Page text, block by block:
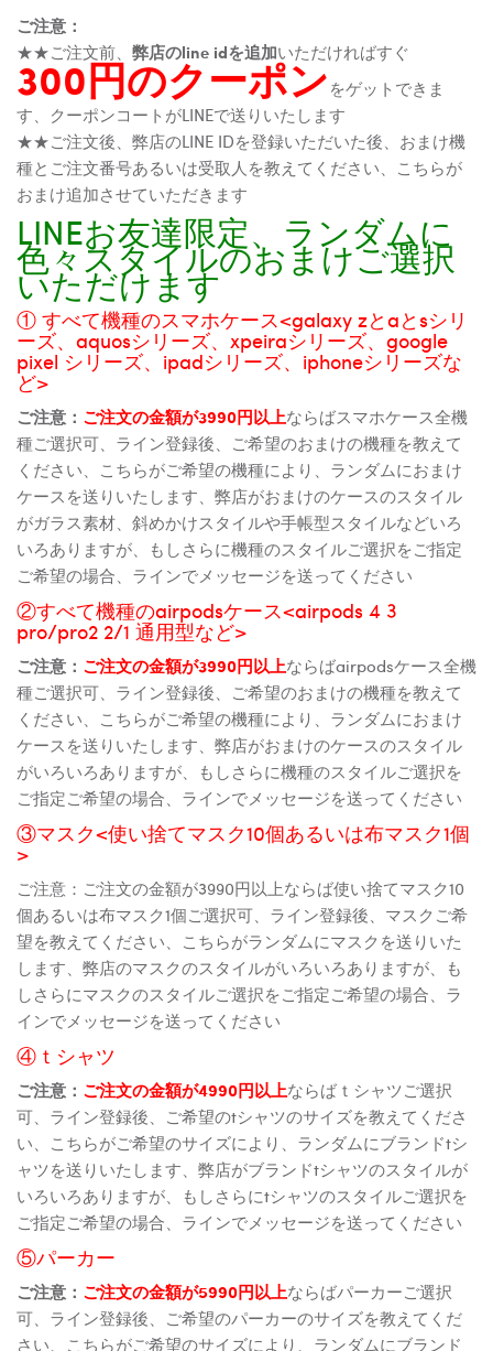
ご注意：
★★ご注文前、 弊店のline idを追加いただければすぐ
300円のクーポンをゲットできま
す、クーポンコートがLINEで送りいたします
★★ご注文後、弊店のLINE IDを登録いただいた後、おまけ機
種とご注文番号あるいは受取人を教えてください、こちらが
おまけ追加させていただきます
LINEお友達限定、ランダムに
色々スタイルのおまけご選択
いただけます
① すべて機種のスマホケース<galaxy zとaとsシリ
ーズ、aquosシリーズ、xpeiraシリーズ、google
pixel シリーズ、ipadシリーズ、iphoneシリーズな
ど>
ご注意： ご注文の金額が3990円以上ならばスマホケース全機
種ご選択可、ライン登録後、ご希望のおまけの機種を教えて
ください、こちらがご希望の機種により、ランダムにおまけ
ケースを送りいたします、弊店がおまけのケースのスタイル
がガラス素材、斜めかけスタイルや手帳型スタイルなどいろ
いろありますが、もしさらに機種のスタイルご選択をご指定
ご希望の場合、ラインでメッセージを送ってください
②すべて機種のairpodsケース<airpods 4 3
pro/pro2 2/1 通用型など>
ご注意： ご注文の金額が3990円以上ならばairpodsケース全機
種ご選択可、ライン登録後、ご希望のおまけの機種を教えて
ください、こちらがご希望の機種により、ランダムにおまけ
ケースを送りいたします、弊店がおまけのケースのスタイル
がいろいろありますが、もしさらに機種のスタイルご選択を
ご指定ご希望の場合、ラインでメッセージを送ってください
③マスク<使い捨てマスク10個あるいは布マスク1個
>
ご注意：ご注文の金額が3990円以上ならば使い捨てマスク10
個あるいは布マスク1個ご選択可、ライン登録後、マスクご希
望を教えてください、こちらがランダムにマスクを送りいた
します、弊店のマスクのスタイルがいろいろありますが、も
しさらにマスクのスタイルご選択をご指定ご希望の場合、ラ
インでメッセージを送ってください
④ｔシャツ
ご注意： ご注文の金額が4990円以上ならばｔシャツご選択
可、ライン登録後、ご希望のtシャツのサイズを教えてくださ
い、こちらがご希望のサイズにより、ランダムにブランドtシ
ャツを送りいたします、弊店がブランドtシャツのスタイルが
いろいろありますが、もしさらにtシャツのスタイルご選択を
ご指定ご希望の場合、ラインでメッセージを送ってください
⑤パーカー
ご注意： ご注文の金額が5990円以上ならばパーカーご選択
可、ライン登録後、ご希望のパーカーのサイズを教えてくだ
さい、こちらがご希望のサイズにより、ランダムにブランド